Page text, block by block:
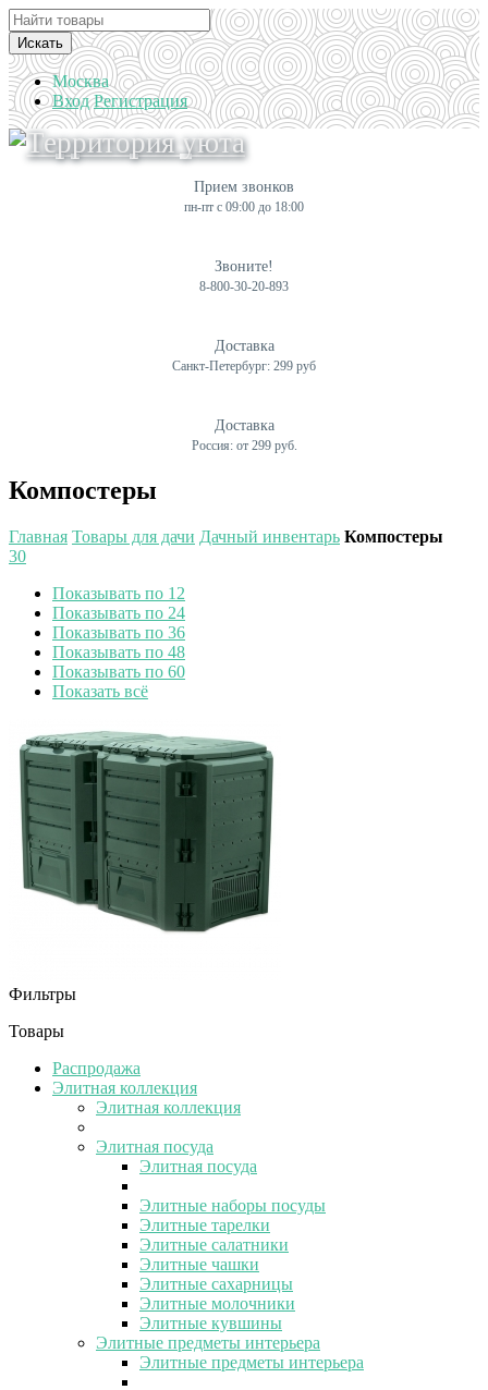
Искать
Москва
Вход Регистрация
Прием звонков
пн-пт с 09:00 до 18:00
Звоните!
8-800-30-20-893
Доставка
Санкт-Петербург: 299 руб
Доставка
Россия: от 299 руб.
Компостеры
Главная Товары для дачи Дачный инвентарь Компостеры
30
Показывать по 12
Показывать по 24
Показывать по 36
Показывать по 48
Показывать по 60
Показать всё
Фильтры
Товары
Распродажа
Элитная коллекция
Элитная коллекция
Элитная посуда
Элитная посуда
Элитные наборы посуды
Элитные тарелки
Элитные салатники
Элитные чашки
Элитные сахарницы
Элитные молочники
Элитные кувшины
Элитные предметы интерьера
Элитные предметы интерьера